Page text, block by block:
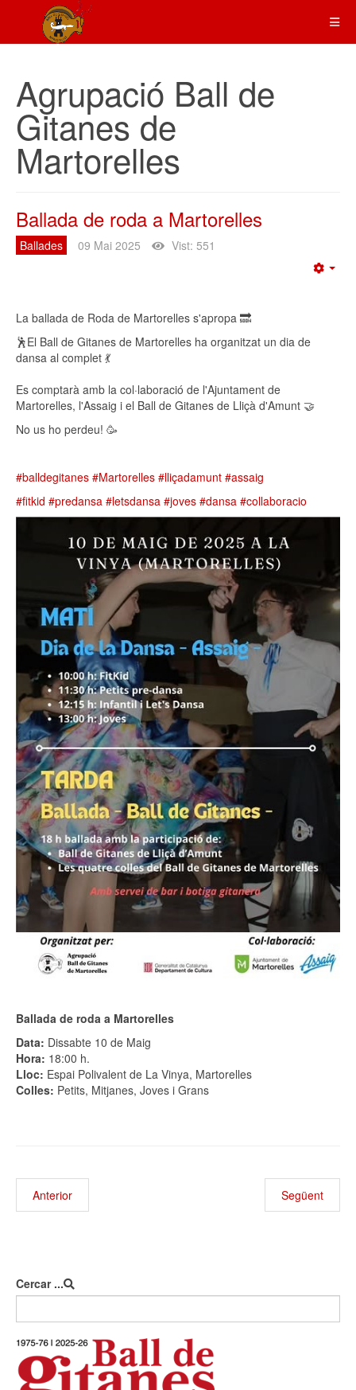
Agrupació Ball de
Gitanes de
Martorelles
Ballada de roda a Martorelles
Ballades 09 Mai 2025 Vist: 551
La ballada de Roda de Martorelles s'apropa 🔜
🕺El Ball de Gitanes de Martorelles ha organitzat un dia de
dansa al complet 💃
Es comptarà amb la col·laboració de l'Ajuntament de
Martorelles, l'Assaig i el Ball de Gitanes de Lliçà d'Amunt 🤝
No us ho perdeu! 🥳
#balldegitanes #Martorelles #lliçadamunt #assaig
#fitkid #predansa #letsdansa #joves #dansa #collaboracio
Ballada de roda a Martorelles
Data: Dissabte 10 de Maig
Hora: 18:00 h.
Lloc: Espai Polivalent de La Vinya, Martorelles
Colles: Petits, Mitjanes, Joves i Grans
Anterior Següent
Cercar ...